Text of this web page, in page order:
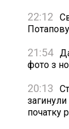
22:12
21:54
фото з
20:13
початку